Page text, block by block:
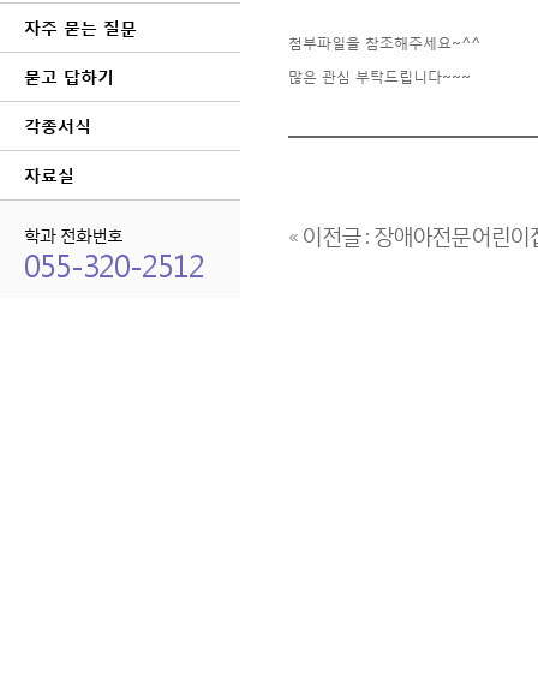
자주 묻는 질문
묻고 답하기
각종서식
자료실
학과 전화번호
055-320-2512
첨부파일을 참조해주세요~^^
많은 관심 부탁드립니다~~~
« 이전글 : 장애아전문어린